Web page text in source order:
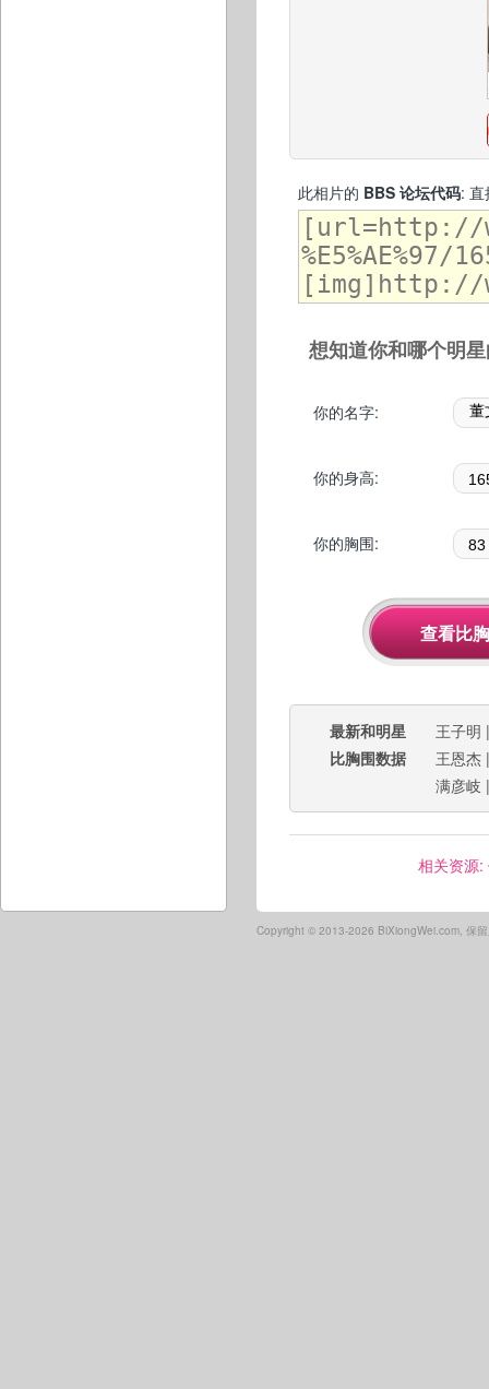
此相片的 BBS 论坛代码: 直
想知道你和哪个明
你的名字:
你的身高:
你的胸围:
最新和明星
比胸围数据
王子明
王恩杰
满彦岐
相关资源:
Copyright © 2013-2026 BiXiongWei.com, 保